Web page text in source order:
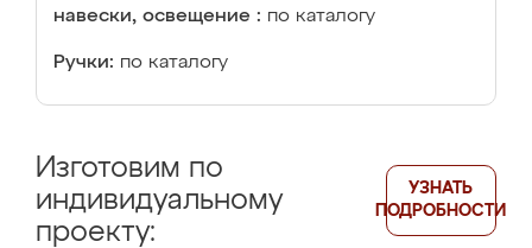
навески, освещение : по каталогу
Ручки: по каталогу
Изготовим по
индивидуальному
проекту:
УЗНАТЬ
ПОДРОБНОСТИ